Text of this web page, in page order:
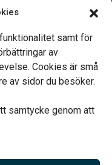
samt för
av
Cookies är små
av sidor du besöker.
samtycke genom att